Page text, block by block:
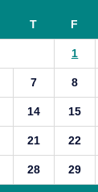
T F
1
7 8
14 15
21 22
28 29